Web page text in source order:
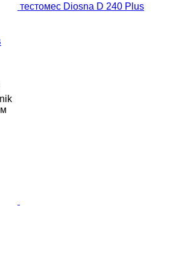
тестомес Diosna D 240 Plus